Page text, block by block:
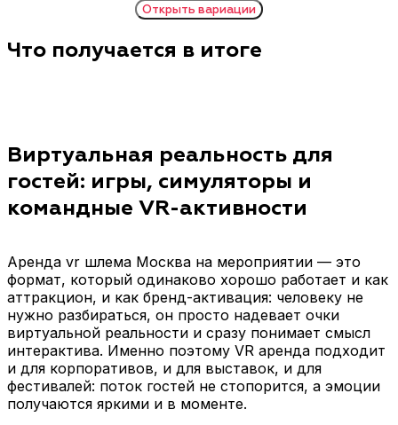
Открыть вариации
Форматы интерактива: какие варианты доступны
реальности и проходит
игру, а следующий
подключается сразу
после. Отлично
подходит для потока и
результатами, либо
участвуют командами
(в зависимости от
выбранного контента).
появляется азарт и
поддержка зрителей.
VR-симуляторы
Яркий опыт: спорт,
движение, динамика.
Такой формат любят те,
кто приходит
попробовать технологии
VR-квесты
Для аудитории, которая
ценит не скорость, а
погружение. Подходит
для презентаций и
тематических событий,
Что получается в итоге
Виртуальная реальность для
гостей: игры, симуляторы и
командные VR-активности
Аренда vr шлема Москва на мероприятии — это
формат, который одинаково хорошо работает и как
аттракцион, и как бренд-активация: человеку не
нужно разбираться, он просто надевает очки
виртуальной реальности и сразу понимает смысл
интерактива. Именно поэтому VR аренда подходит
и для корпоративов, и для выставок, и для
фестивалей: поток гостей не стопорится, а эмоции
получаются яркими и в моменте.